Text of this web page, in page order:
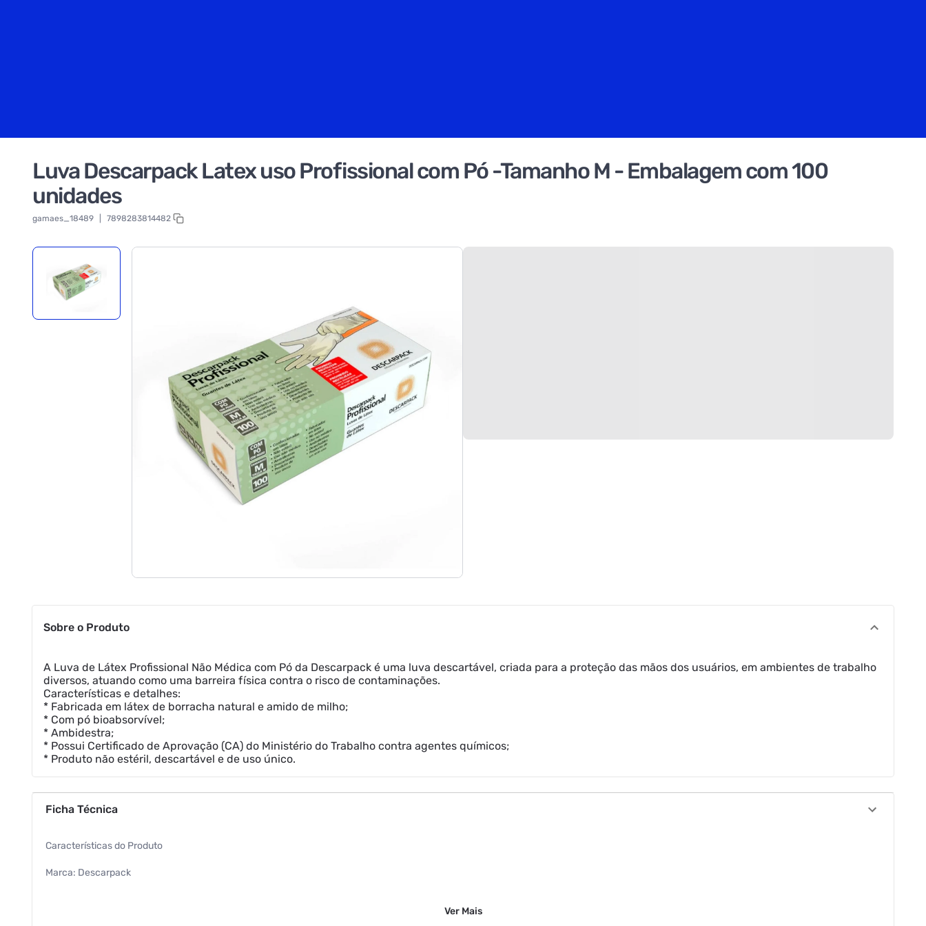
Luva Descarpack Latex uso Profissional com Pó -Tamanho M - Embalagem com 100
unidades
gamaes_18489 7898283814482
Sobre o Produto
A Luva de Látex Profissional Não Médica com Pó da Descarpack é uma luva descartável, criada para a proteção das mãos dos usuários, em ambientes de trabalho
diversos, atuando como uma barreira física contra o risco de contaminações.
Características e detalhes:
* Fabricada em látex de borracha natural e amido de milho;
* Com pó bioabsorvível;
* Ambidestra;
* Possui Certificado de Aprovação (CA) do Ministério do Trabalho contra agentes químicos;
* Produto não estéril, descartável e de uso único.
Ficha Técnica
Características do Produto
Marca: Descarpack
Ver Mais